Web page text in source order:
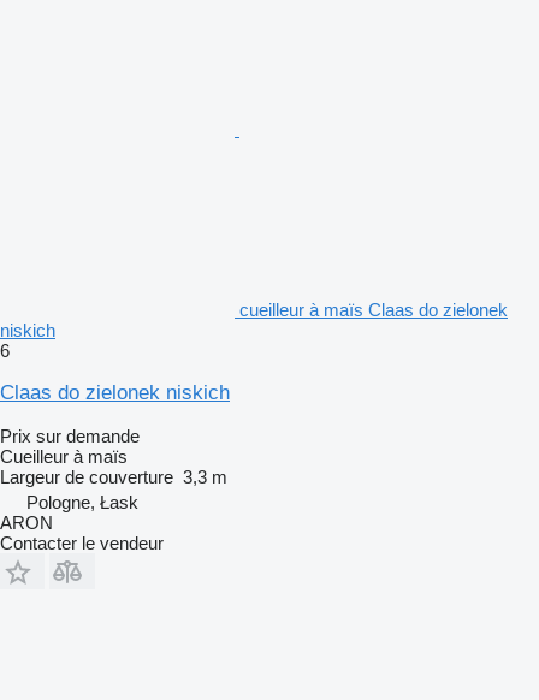
cueilleur à maïs Claas do zielonek
niskich
6
Claas do zielonek niskich
Prix sur demande
Cueilleur à maïs
Largeur de couverture 3,3 m
Pologne, Łask
ARON
Contacter le vendeur